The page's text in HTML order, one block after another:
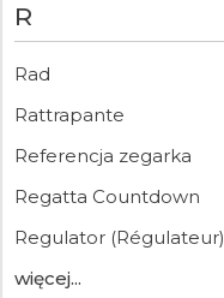
R
Rad
Rattrapante
Referencja zegarka
Regatta Countdown
Regulator (Régulateur)
więcej...